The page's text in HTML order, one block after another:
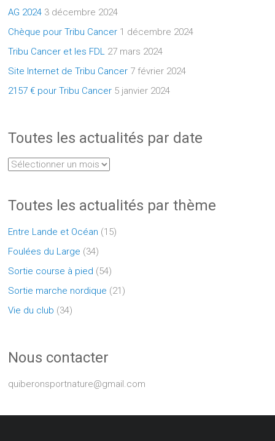
AG 2024 3 décembre 2024
Chèque pour Tribu Cancer 1 décembre 2024
Tribu Cancer et les FDL 27 mars 2024
Site Internet de Tribu Cancer 7 février 2024
2157 € pour Tribu Cancer 5 janvier 2024
Toutes les actualités par date
Toutes les actualités par thème
Entre Lande et Océan (15)
Foulées du Large (34)
Sortie course à pied (54)
Sortie marche nordique (21)
Vie du club (34)
Nous contacter
quiberonsportnature@gmail.com